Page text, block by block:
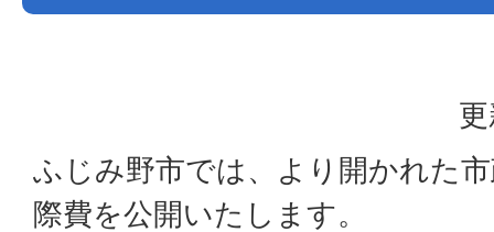
ふじみ野市では、より開かれた
際費を公開いたします。